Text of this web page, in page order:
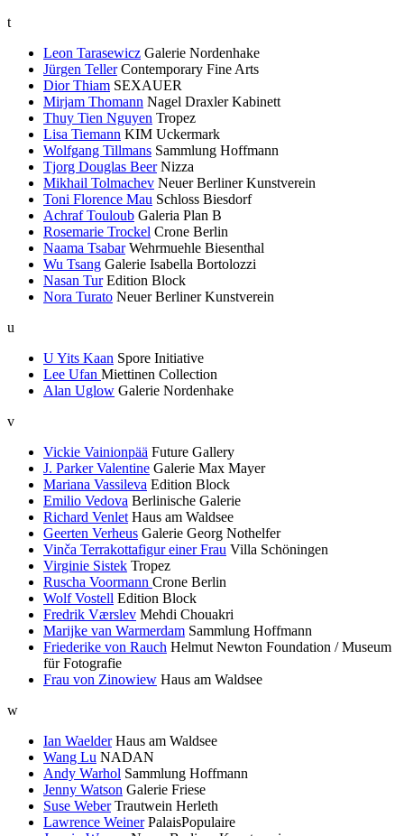
t
Leon Tarasewicz Galerie Nordenhake
Jürgen Teller Contemporary Fine Arts
Dior Thiam SEXAUER
Mirjam Thomann Nagel Draxler Kabinett
Thuy Tien Nguyen Tropez
Lisa Tiemann KIM Uckermark
Wolfgang Tillmans Sammlung Hoffmann
Tjorg Douglas Beer Nizza
Mikhail Tolmachev Neuer Berliner Kunstverein
Toni Florence Mau Schloss Biesdorf
Achraf Touloub Galeria Plan B
Rosemarie Trockel Crone Berlin
Naama Tsabar Wehrmuehle Biesenthal
Wu Tsang Galerie Isabella Bortolozzi
Nasan Tur Edition Block
Nora Turato Neuer Berliner Kunstverein
u
U Yits Kaan Spore Initiative
Lee Ufan Miettinen Collection
Alan Uglow Galerie Nordenhake
v
Vickie Vainionpää Future Gallery
J. Parker Valentine Galerie Max Mayer
Mariana Vassileva Edition Block
Emilio Vedova Berlinische Galerie
Richard Venlet Haus am Waldsee
Geerten Verheus Galerie Georg Nothelfer
Vinča Terrakottafigur einer Frau Villa Schöningen
Virginie Sistek Tropez
Ruscha Voormann Crone Berlin
Wolf Vostell Edition Block
Fredrik Værslev Mehdi Chouakri
Marijke van Warmerdam Sammlung Hoffmann
Friederike von Rauch Helmut Newton Foundation / Museum
für Fotografie
Frau von Zinowiew Haus am Waldsee
w
Ian Waelder Haus am Waldsee
Wang Lu NADAN
Andy Warhol Sammlung Hoffmann
Jenny Watson Galerie Friese
Suse Weber Trautwein Herleth
Lawrence Weiner PalaisPopulaire